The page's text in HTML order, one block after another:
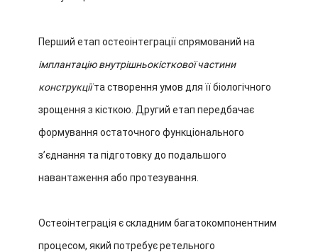
Перший етап остеоінтеграції спрямований на
імплантацію внутрішньокісткової частини
конструкціїта створення умов для її біологічного
зрощення з кісткою. Другий етап передбачає
формування остаточного функціонального
з’єднання та підготовку до подальшого
навантаження або протезування.
Остеоінтеграція є складним багатокомпонентним
процесом, який потребує ретельного